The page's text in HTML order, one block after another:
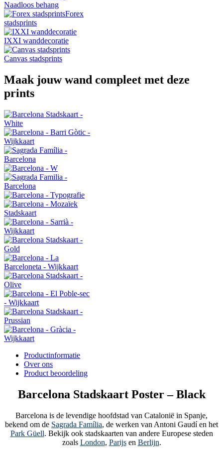
Naadloos behang
Forex
stadsprints
IXXI wanddecoratie
Canvas stadsprints
Maak jouw wand compleet met deze
prints
Productinformatie
Over ons
Product beoordeling
Barcelona Stadskaart Poster – Black
Barcelona is de levendige hoofdstad van Catalonië in Spanje,
bekend om de Sagrada Família, de werken van Antoni Gaudí en het
Park Güell. Bekijk ook stadskaarten van andere Europese steden
zoals London, Parijsen Berlijn.